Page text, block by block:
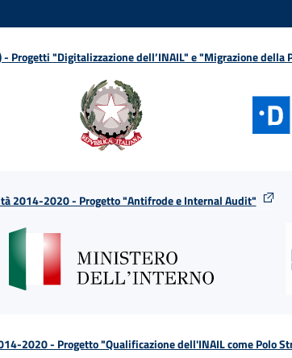
Progetti "Digitalizzazione dell’INAIL" e "Migrazione della
2014-2020 - Progetto "Antifrode e Internal Audit"
2020 - Progetto "Qualificazione dell'INAIL come Polo